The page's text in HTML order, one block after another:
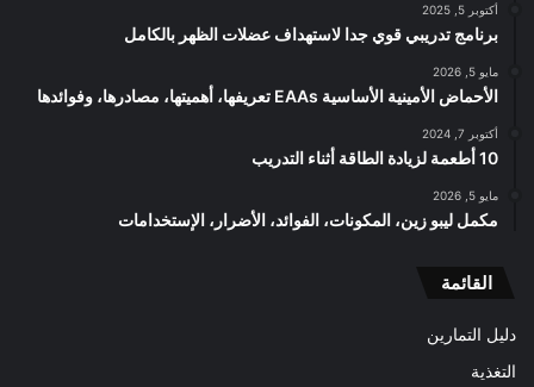
أكتوبر 5, 2025
برنامج تدريبي قوي جدا لاستهداف عضلات الظهر بالكامل
مايو 5, 2026
الأحماض الأمينية الأساسية EAAs تعريفها، أهميتها، مصادرها، وفوائدها
أكتوبر 7, 2024
10 أطعمة لزيادة الطاقة أثناء التدريب
مايو 5, 2026
مكمل ليبو زين، المكونات، الفوائد، الأضرار، الإستخدامات
القائمة
دليل التمارين
التغذية